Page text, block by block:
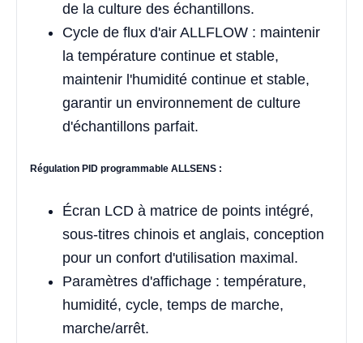
de la culture des échantillons.
Cycle de flux d'air ALLFLOW : maintenir
la température continue et stable,
maintenir l'humidité continue et stable,
garantir un environnement de culture
d'échantillons parfait.
Régulation PID programmable ALLSENS :
Écran LCD à matrice de points intégré,
sous-titres chinois et anglais, conception
pour un confort d'utilisation maximal.
Paramètres d'affichage : température,
humidité, cycle, temps de marche,
marche/arrêt.